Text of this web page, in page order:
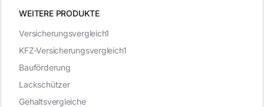
WEITERE PRODUKTE
Versicherungsvergleich1
KFZ-Versicherungsvergleich1
Bauförderung
Lackschützer
Gehaltsvergleiche